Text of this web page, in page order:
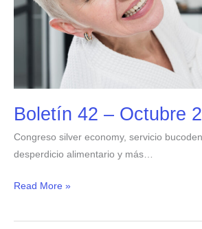
Boletín 42 – Octubre
Congreso silver economy, servicio
desperdicio alimentario y más…
Read More »